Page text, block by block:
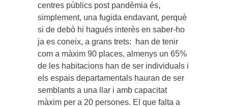
centres públics post pandèmia és,
simplement, una fugida endavant, perquè
si de debò hi hagués interès en saber-ho
ja es coneix, a grans trets: han de tenir
com a màxim 90 places, almenys un 65%
de les habitacions han de ser individuals i
els espais departamentals hauran de ser
semblants a una llar i amb capacitat
màxim per a 20 persones. El que falta a